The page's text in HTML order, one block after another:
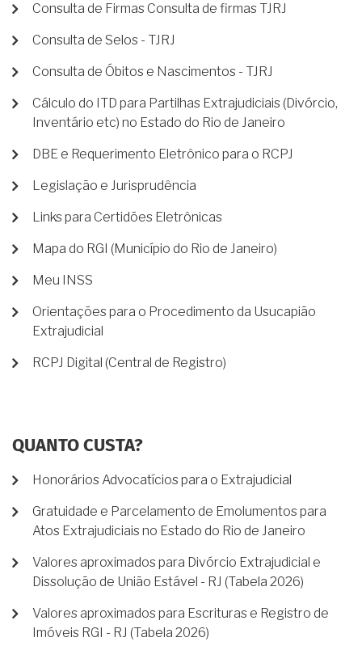
Consulta de Firmas Consulta de firmas TJRJ
Consulta de Selos - TJRJ
Consulta de Óbitos e Nascimentos - TJRJ
Cálculo do ITD para Partilhas Extrajudiciais (Divórcio,
Inventário etc) no Estado do Rio de Janeiro
DBE e Requerimento Eletrônico para o RCPJ
Legislação e Jurisprudência
Links para Certidões Eletrônicas
Mapa do RGI (Município do Rio de Janeiro)
Meu INSS
Orientações para o Procedimento da Usucapião
Extrajudicial
RCPJ Digital (Central de Registro)
QUANTO CUSTA?
Honorários Advocatícios para o Extrajudicial
Gratuidade e Parcelamento de Emolumentos para
Atos Extrajudiciais no Estado do Rio de Janeiro
Valores aproximados para Divórcio Extrajudicial e
Dissolução de União Estável - RJ (Tabela 2026)
Valores aproximados para Escrituras e Registro de
Imóveis RGI - RJ (Tabela 2026)